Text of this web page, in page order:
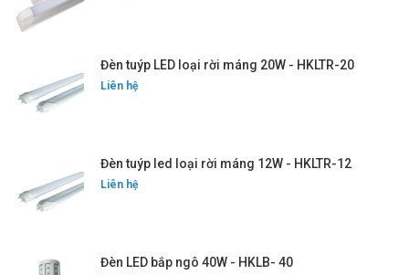
Đèn tuýp LED loại rời máng 20W - HKLTR-20
Liên hệ
Đèn tuýp led loại rời máng 12W - HKLTR-12
Liên hệ
Đèn LED bắp ngô 40W - HKLB- 40